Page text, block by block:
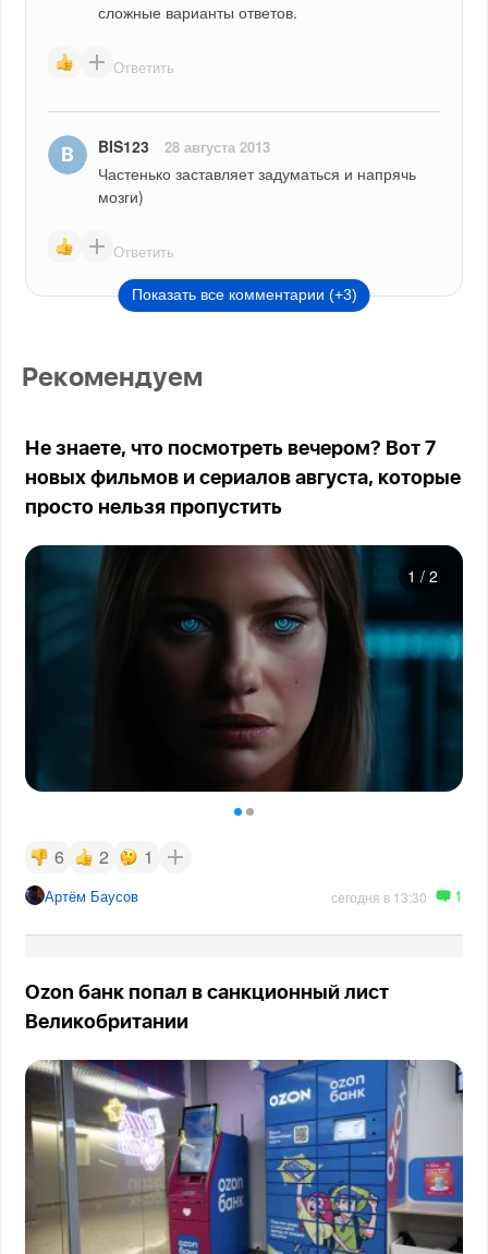
сложные варианты ответов.
Ответить
BIS123 28 августа 2013
Частенько заставляет задуматься и напрячь
мозги)
Ответить
Показать все комментарии (+3)
Рекомендуем
Не знаете, что посмотреть вечером? Вот 7
новых фильмов и сериалов августа, которые
просто нельзя пропустить
1 / 2
6 2 1
Артём Баусов сегодня в 13:30 1
Ozon банк попал в санкционный лист
Великобритании